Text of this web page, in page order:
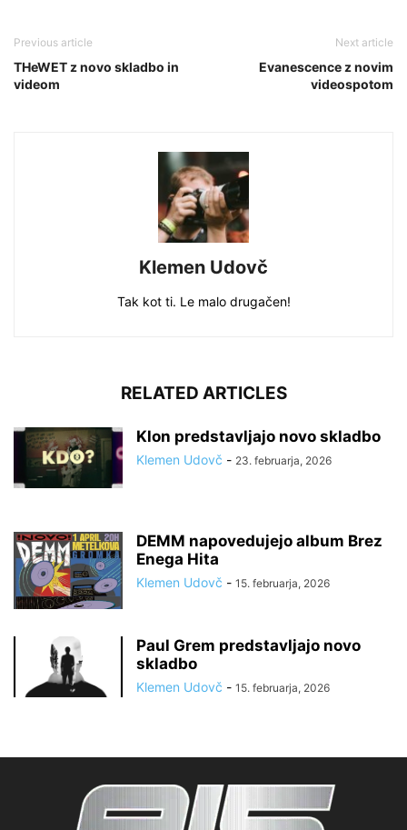
Previous article
THeWET z novo skladbo in
videom
Next article
Evanescence z novim
videospotom
Klemen Udovč
Tak kot ti. Le malo drugačen!
RELATED ARTICLES
Klon predstavljajo novo skladbo
Klemen Udovč - 23. februarja, 2026
DEMM napovedujejo album Brez
Enega Hita
Klemen Udovč - 15. februarja, 2026
Paul Grem predstavljajo novo
skladbo
Klemen Udovč - 15. februarja, 2026